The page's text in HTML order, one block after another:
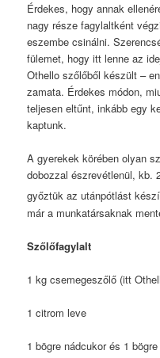
Érdekes, hogy annak
nagy része fagylaltként
eszembe csinálni.
fülemet, hogy itt lenne az
Othello szőlőből készült –
zamata. Érdekes módon,
teljesen eltűnt, inkább egy
kaptunk.
A gyerekek körében olyan
dobozzal észrevétlenül, kb.
győztük az utánpótlást
már a munkatársaknak
Szőlőfagylalt
1 kg csemegeszőlő (itt
1 citrom leve
1 bögre nádcukor és 1